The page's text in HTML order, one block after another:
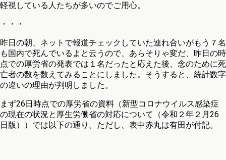
軽視している人たちが多いのでご用心。
・・・
昨日の朝、ネットで報道チェックしていた連れ合いがもう７名
も国内で死んでいるよと云うので、あらそりゃ変だ、昨日の時
点での厚労省の発表では１名だったと応えた後、念のために死
亡者の数を数えてみることにしました。そうすると、統計数字
の違いの理由が判明しました。
まず26日時点での厚労省の資料（新型コロナウイルス感染症
の現在の状況と厚生労働省の対応について（令和２年２月26
日版））では以下の通り。ただし、表中赤丸は有田が付記。